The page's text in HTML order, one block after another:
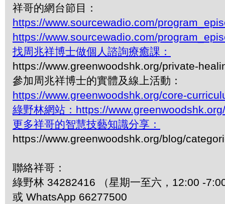
祥哥的網台節目：
https://www.sourcewadio.com/
https://www.sourcewadio.com/
找周兆祥博士做個人諮詢療癒課：
https://www.greenwoodshk.org/private-
參加周兆祥博士的實體及線上活動：
https://www.greenwoodshk.org/core-
綠野林網站：https://www.greenwoodshk.org/
更多祥哥的智慧技藝知識分享：
https://www.greenwoodshk.org/blog/
聯絡祥哥：
綠野林 34282416 （星期一至六，12:00 -
或 WhatsApp 66277500